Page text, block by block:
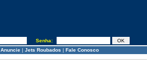
Senha:
Anuncie| Jets Roubados | Fale Conosco